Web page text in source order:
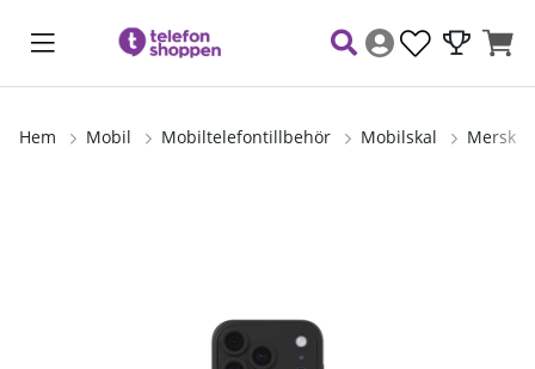
Hem Mobil Mobiltelefontillbehör Mobilskal Merskal